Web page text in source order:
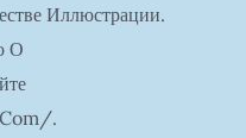
Иллюстрации.
О
.